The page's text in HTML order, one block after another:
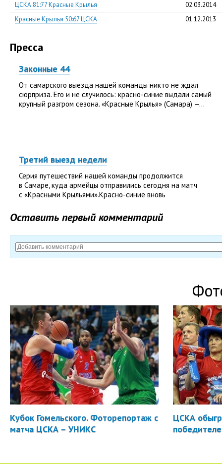
ЦСКА 81:77 Красные Крылья
02.03.2014
Красные Крылья 50:67 ЦСКА
01.12.2013
Пресса
Законные 44
От самарского выезда нашей команды никто не ждал
сюрприза. Его и не случилось: красно-синие выдали самый
крупный разгром сезона. «Красные Крылья» (Самара) —...
Третий выезд недели
Серия путешествий нашей команды продолжится
в Самаре, куда армейцы отправились сегодня на матч
с «Красными Крыльями».Красно-синие вновь
Оставить первый комментарий
Кубок Гомельского. Фоторепортаж с
матча ЦСКА – УНИКС
ЦСКА